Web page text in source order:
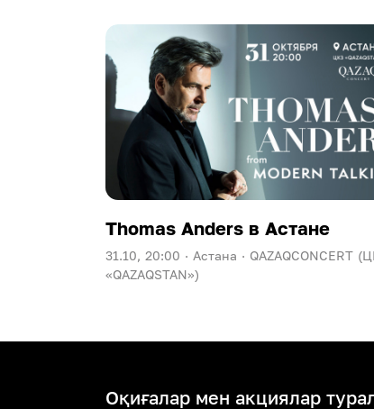
Thomas Anders в Астане
31.10, 20:00 · Астана · QAZAQCONCERT
«QAZAQSTAN»)
Оқиғалар мен акциялар